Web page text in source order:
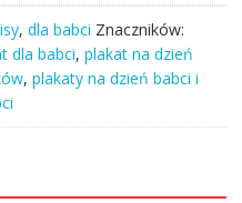
, dla babci Znaczników:
dla babci, plakat na dzień
, plakaty na dzień babci i